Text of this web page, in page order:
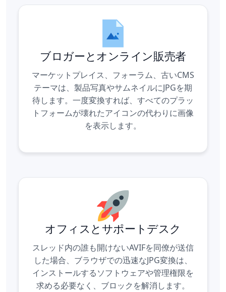
ブロガーとオンライン販売者
マーケットプレイス、フォーラム、古いCMS
テーマは、製品写真やサムネイルにJPGを期
待します。一度変換すれば、すべてのプラッ
トフォームが壊れたアイコンの代わりに画像
を表示します。
オフィスとサポートデスク
スレッド内の誰も開けないAVIFを同僚が送信
した場合、ブラウザでの迅速なJPG変換は、
インストールするソフトウェアや管理権限を
求める必要なく、ブロックを解消します。